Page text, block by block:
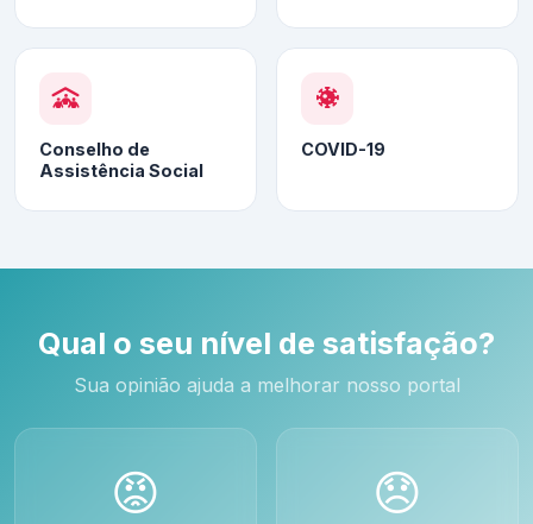
Conselho de
Assistência Social
COVID-19
Qual o seu nível de satisfação?
Sua opinião ajuda a melhorar nosso portal
😡 😞